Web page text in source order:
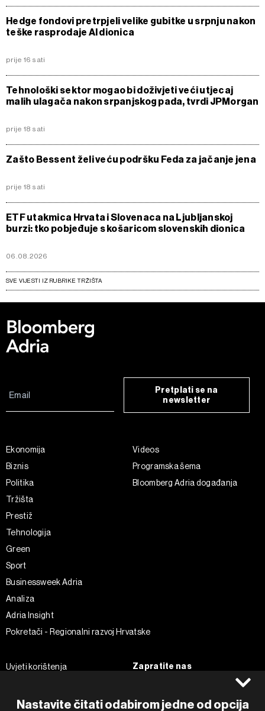
Hedge fondovi pretrpjeli velike gubitke u srpnju nakon
teške rasprodaje AI dionica
prije 16 sati
Tehnološki sektor mogao bi doživjeti veći utjecaj
malih ulagača nakon srpanjskog pada, tvrdi JPMorgan
prije 18 sati
Zašto Bessent želi veću podršku Feda za jačanje jena
prije 18 sati
ETF utakmica Hrvata i Slovenaca na Ljubljanskoj
burzi: tko pobjeđuje s košaricom slovenskih dionica
06.08.2026
SVE VIJESTI IZ RUBRIKE TRŽIŠTA
Nastavite čitati odabirom jedne od opcija
Pretplati se na
newsletter
Ekonomija
Biznis
Politika
Tržišta
Prestiž
Tehnologija
Green
Sport
Businessweek Adria
Analiza
Adria Insight
Pokretači - Regionalni razvoj Hrvatske
Videos
Programska šema
Bloomberg Adria događanja
Uvjeti korištenja
Politika kolačića
Zapratite nas
Instagram